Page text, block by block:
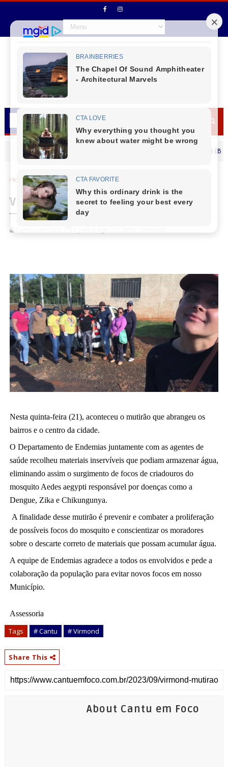
MENSAGEM DIA DOS PAIS Vice - Prefeito Ademilson Moraes (Bico)
Home Cantu Virmond Virmond - Mutirão contra a Dengue
Virmond - Mutirão contra a Dengue
Nesta quinta-feira (21), aconteceu o mutirão que abrangeu os
bairros e o centro da cidade.
O Departamento de Endemias juntamente com as agentes de
saúde recolheu materiais inservíveis que podiam armazenar água,
eliminando assim o surgimento de focos de criadouros do
mosquito Aedes aegypti responsável por doenças como a
Dengue, Zika e Chikungunya.
de possíveis focos do mosquito e conscientizar os moradores
sobre o descarte correto de materiais que possam acumular água.
A equipe de Endemias agradece a todos os envolvidos e pede a
colaboração da população para evitar novos focos em nosso
Município.
Assessoria
Tags # Cantu # Virmond
Share This
About Cantu em Foco